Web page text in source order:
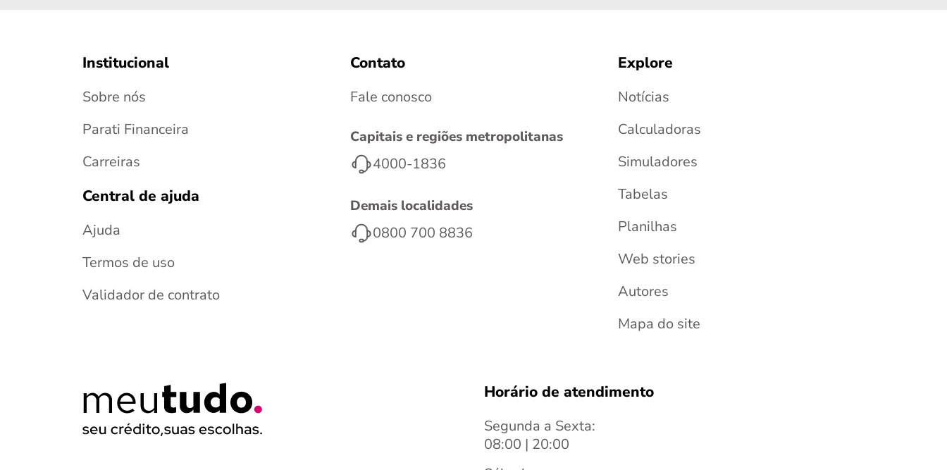
Institucional
Sobre nós
Parati Financeira
Carreiras
Central de ajuda
Ajuda
Termos de uso
Validador de contrato
Contato
Fale conosco
Capitais e regiões metropolitanas
4000-1836
Demais localidades
0800 700 8836
Explore
Notícias
Calculadoras
Simuladores
Tabelas
Planilhas
Web stories
Autores
Mapa do site
Horário de atendimento
Segunda a Sexta:
08:00 | 20:00